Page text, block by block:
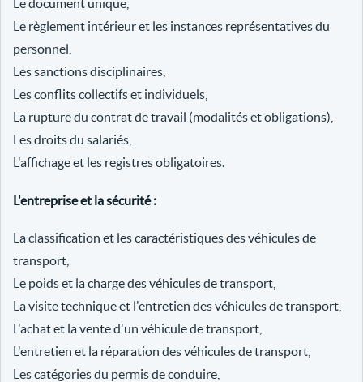
Le document unique,
Le règlement intérieur et les instances représentatives du
personnel,
Les sanctions disciplinaires,
Les conflits collectifs et individuels,
La rupture du contrat de travail (modalités et obligations),
Les droits du salariés,
L'affichage et les registres obligatoires.
L'entreprise et la sécurité :
La classification et les caractéristiques des véhicules de
transport,
Le poids et la charge des véhicules de transport,
La visite technique et l'entretien des véhicules de transport,
L'achat et la vente d'un véhicule de transport,
L'entretien et la réparation des véhicules de transport,
Les catégories du permis de conduire,